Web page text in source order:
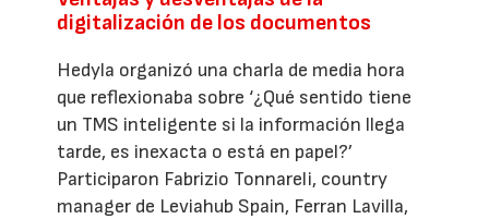
digitalización de los documentos
Hedyla organizó una charla de media hora
que reflexionaba sobre ‘¿Qué sentido tiene
un TMS inteligente si la información llega
tarde, es inexacta o está en papel?’
Participaron Fabrizio Tonnareli, country
manager de Leviahub Spain, Ferran Lavilla,